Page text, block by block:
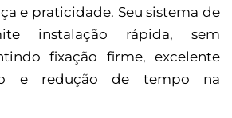
e praticidade. Seu sistema de
instalação rápida, sem
fixação firme, excelente
e redução de tempo na